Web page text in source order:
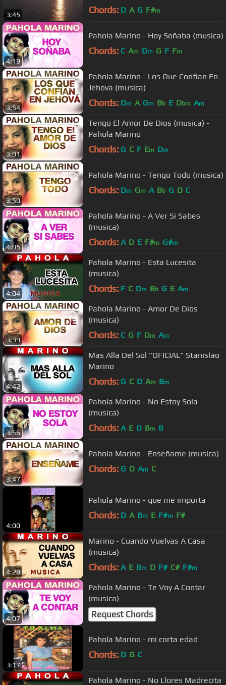
3:45 Chords: D A G F#m
4:19
Pahola Marino - Hoy Soñaba (musica)
Chords: C Am Dm G F Fm
3:54
Pahola Marino - Los Que Confian En
Jehova (musica)
Chords: Dm A Gm Bb E Dbm Am
3:01
Tengo El Amor De Dios (musica) -
Pahola Marino
Chords: G C F Em Dm
3:50
Pahola Marino - Tengo Todo (musica)
Chords: Dm Gm A Bb G D C
4:05
Pahola Marino - A Ver Si Sabes
(musica)
Chords: A D E F#m G#m
4:04
Pahola Marino - Esta Lucesita
(musica)
Chords: F C Dm Bb G E Am
3:39
Pahola Marino - Amor De Dios
(musica)
Chords: C G F Dm Am
4:42
Mas Alla Del Sol "OFICIAL" Stanislao
Marino
Chords: G C D Am Bm
3:56
Pahola Marino - No Estoy Sola
(musica)
Chords: A E D Bm B
3:47
Pahola Marino - Enseñame (musica)
Chords: G D Am C
4:00
Pahola Marino - que me importa
Chords: D A Bm E F#m F#
4:28
Marino - Cuando Vuelvas A Casa
(musica)
Chords: A E Bm D F# C# F#m
4:07
Pahola Marino - Te Voy A Contar
(musica)
Request Chords
3:17
Pahola Marino - mi corta edad
Chords: D G C
Pahola Marino - No Llores Madrecita